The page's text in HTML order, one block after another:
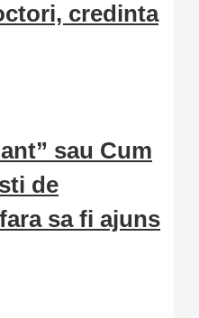
credinta
sau Cum
de
sa fi ajuns